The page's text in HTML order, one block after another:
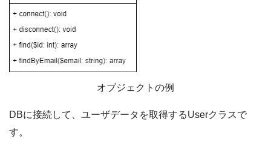
オブジェクトの例
DBに接続して、ユーザデータを取得するUserクラスで
す。